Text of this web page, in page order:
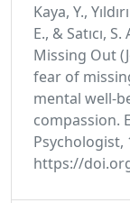
Kaya, Y.,
E., & Satıcı,
Missing Out
fear of
mental well-
compassion.
Psychologist,
https://